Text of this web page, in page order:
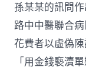
孫某某的訊問
路中中醫聯合
花費者以虛偽
「用金錢褻瀆